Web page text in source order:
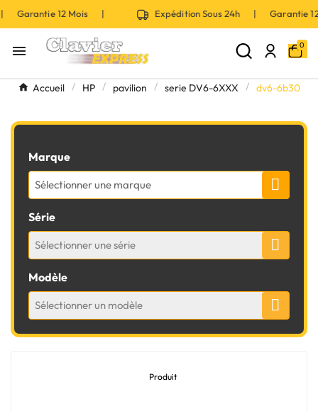
Garantie 12 Mois | Expédition Sous 24h | Garantie
 0
Accueil HP pavilion serie DV6-6XXX dv6-6b30
Marque
Sélectionner une marque
Série
Sélectionner une série
Modèle
Sélectionner un modèle
Produit